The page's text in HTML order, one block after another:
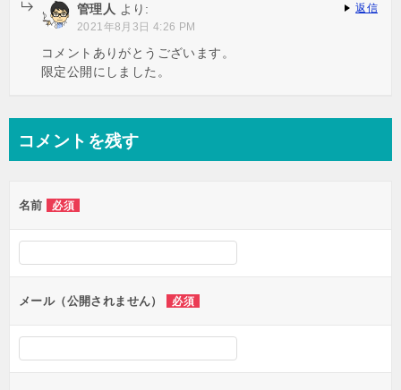
管理人 より:
2021年8月3日 4:26 PM
コメントありがとうございます。
限定公開にしました。
返信
コメントを残す
名前 必須
メール（公開されません） 必須